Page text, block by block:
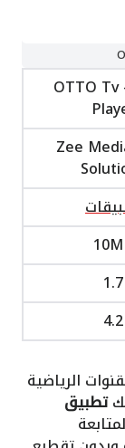
OTTO Tv
Zee
1.7
4.2
الرياضية
تطبيق